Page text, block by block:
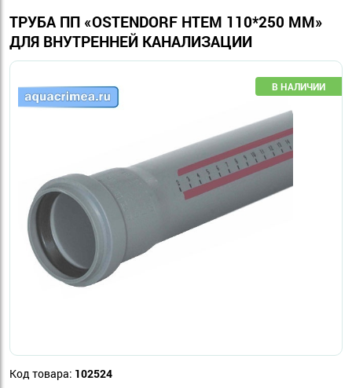
ТРУБА ПП «OSTENDORF HTEM 110*250 ММ»
ДЛЯ ВНУТРЕННЕЙ КАНАЛИЗАЦИИ
Код товара: 102524